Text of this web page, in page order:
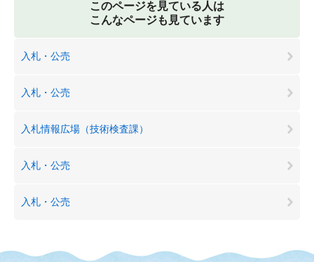
このページを見ている人は
こんなページも見ています
入札・公売
入札・公売
入札情報広場（技術検査課）
入札・公売
入札・公売